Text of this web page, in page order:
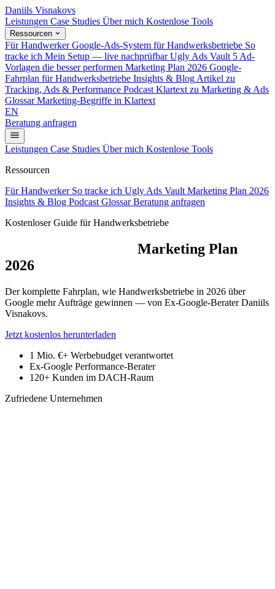
Daniils Visnakovs
Leistungen Case Studies Über mich Kostenlose Tools
Ressourcen
Für Handwerker Google-Ads-System für Handwerksbetriebe So
tracke ich Mein Setup — live nachprüfbar Ugly Ads Vault 5 Ad-
Vorlagen die besser performen Marketing Plan 2026 Google-
Fahrplan für Handwerksbetriebe Insights & Blog Artikel zu
Tracking, Ads & Performance Podcast Klartext zu Marketing & Ads
Glossar Marketing-Begriffe in Klartext
EN
Beratung anfragen
Leistungen Case Studies Über mich Kostenlose Tools
Ressourcen
Für Handwerker So tracke ich Ugly Ads Vault Marketing Plan 2026
Insights & Blog Podcast GlossarBeratung anfragen
Kostenloser Guide für Handwerksbetriebe
Marketing Plan
2026
Der komplette Fahrplan, wie Handwerksbetriebe in 2026 über
Google mehr Aufträge gewinnen — von Ex-Google-Berater Daniils
Visnakovs.
Jetzt kostenlos herunterladen
1 Mio. €+ Werbebudget verantwortet
Ex-Google Performance-Berater
120+ Kunden im DACH-Raum
Zufriedene Unternehmen